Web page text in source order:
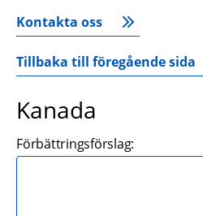
Kontakta oss
Tillbaka till föregående sida
Kanada
Förbättringsförslag: